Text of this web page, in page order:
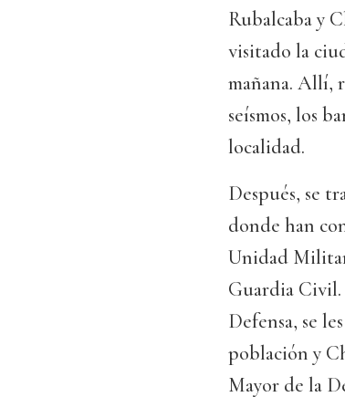
Rubalcaba y
visitado la
mañana. Allí,
seísmos, los
localidad.
Después, se
donde han
Unidad
Guardia Civil.
Defensa, se
población y
Mayor de la